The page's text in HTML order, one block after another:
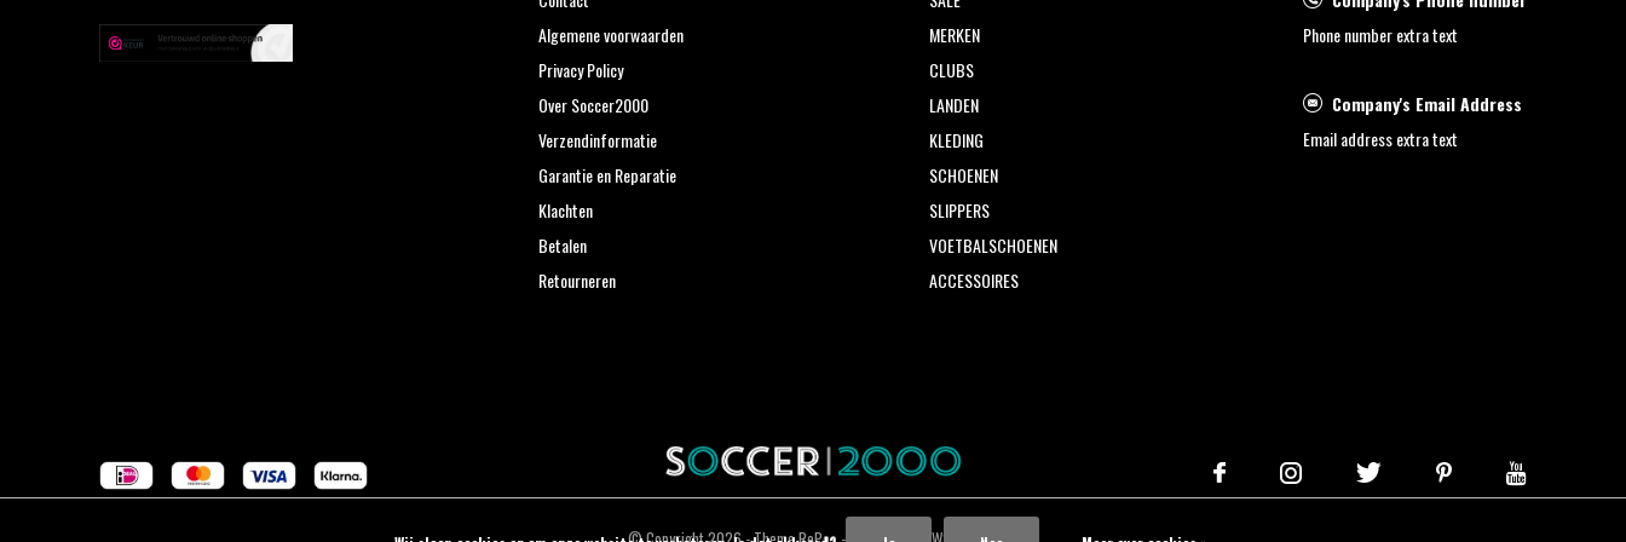
Algemene voorwaarden
Privacy Policy
Over Soccer2000
Verzendinformatie
Garantie en Reparatie
Klachten
Betalen
Retourneren
MERKEN
CLUBS
LANDEN
KLEDING
SCHOENEN
SLIPPERS
VOETBALSCHOENEN
ACCESSOIRES
Phone number extra text
Company's Email Address
Email address extra text